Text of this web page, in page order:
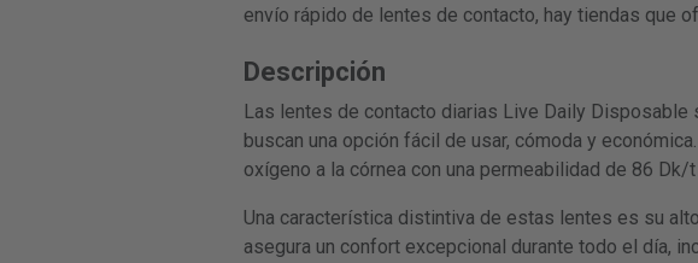
envío rápido de lentes de contacto, hay tiendas que
Descripción
Las lentes de contacto diarias Live Daily
buscan una opción fácil de usar, cómoda y
oxígeno a la córnea con una permeabilidad de 86
Una característica distintiva de estas lentes es su
asegura un confort excepcional durante todo el día,